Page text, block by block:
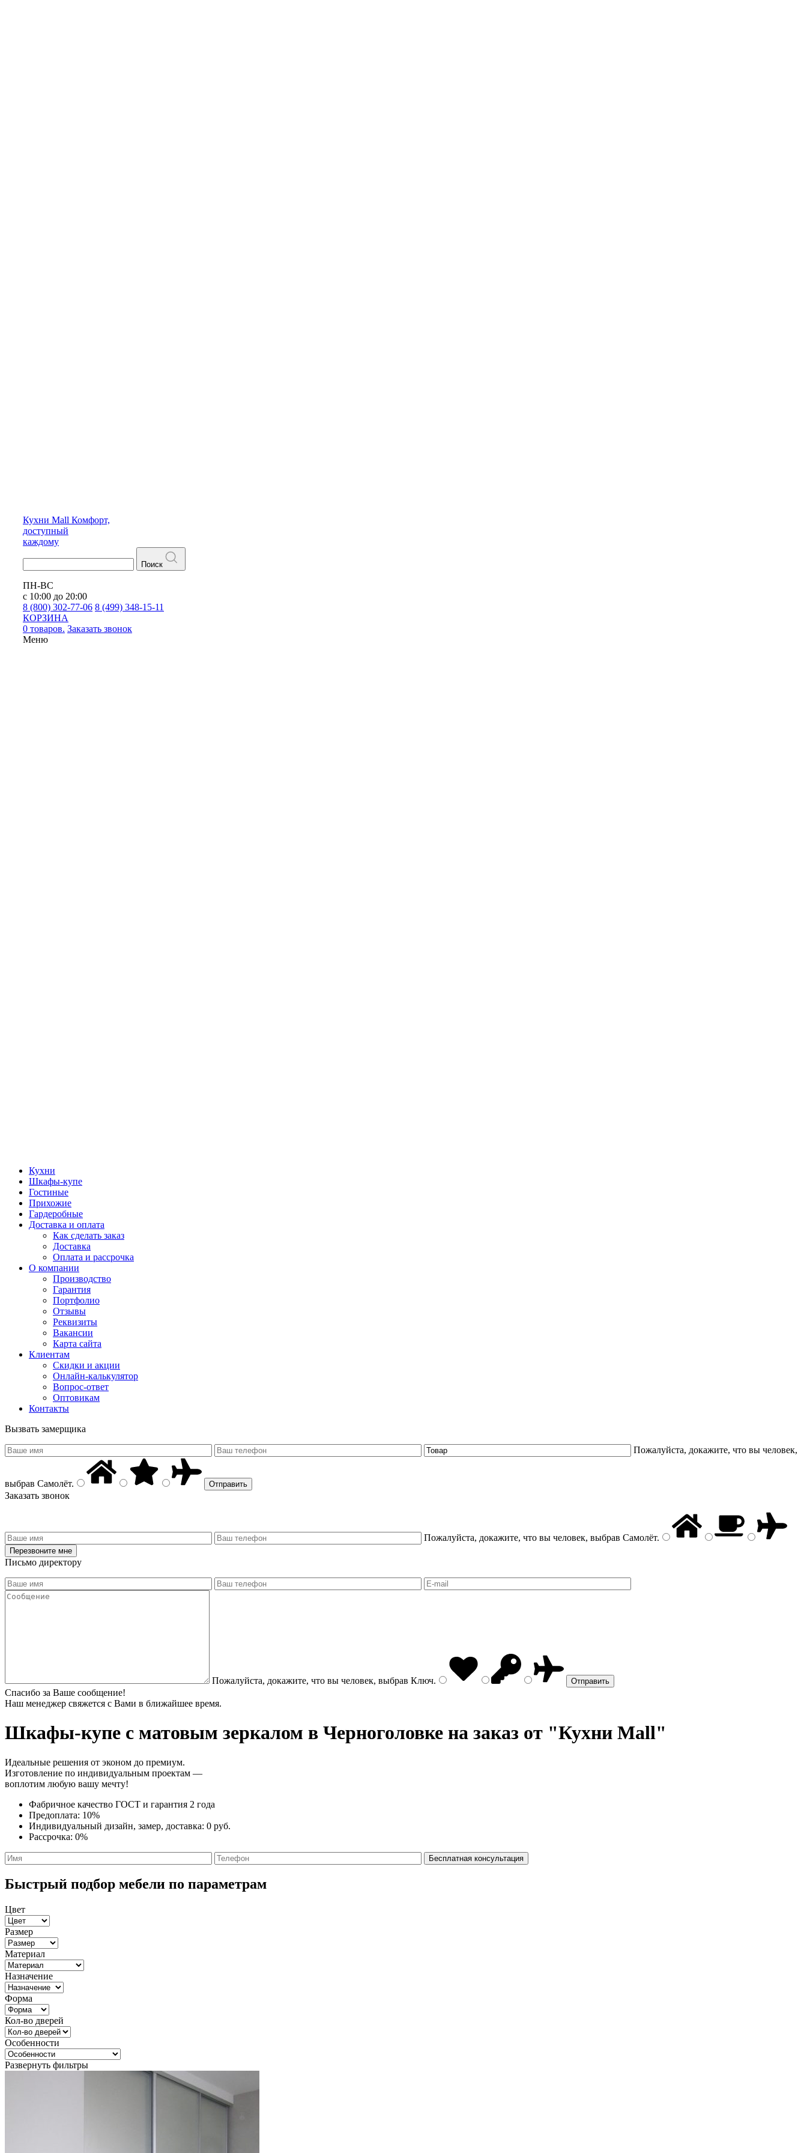
Кухни Mall Комфорт,
доступный
каждому
Поиск
ПН-ВС
с 10:00 до 20:00
8 (800) 302-77-06 8 (499) 348-15-11
КОРЗИНА
0 товаров. Заказать звонок
Меню
Кухни
Шкафы-купе
Гостиные
Прихожие
Гардеробные
Доставка и оплата
Как сделать заказ
Доставка
Оплата и рассрочка
О компании
Производство
Гарантия
Портфолио
Отзывы
Реквизиты
Вакансии
Карта сайта
Клиентам
Скидки и акции
Онлайн-калькулятор
Вопрос-ответ
Оптовикам
Контакты
Вызвать замерщика
Пожалуйста, докажите, что вы человек,
выбрав Самолёт.
Заказать звонок
Пожалуйста, докажите, что вы человек, выбрав Самолёт.
Письмо директору
Пожалуйста, докажите, что вы человек, выбрав Ключ.
Спасибо за Ваше сообщение!
Наш менеджер свяжется с Вами в ближайшее время.
Шкафы-купе с матовым зеркалом в Черноголовке на заказ от "Кухни Mall"
Идеальные решения от эконом до премиум.
Изготовление по индивидуальным проектам —
воплотим любую вашу мечту!
Фабричное качество ГОСТ и гарантия 2 года
Предоплата: 10%
Индивидуальный дизайн, замер, доставка: 0 руб.
Рассрочка: 0%
Быстрый подбор мебели по параметрам
Цвет
Размер
Материал
Назначение
Форма
Кол-во дверей
Особенности
Развернуть фильтры